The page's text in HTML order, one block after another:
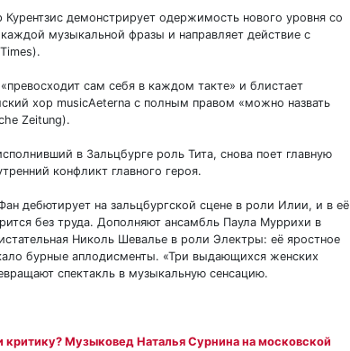
демонстрирует одержимость нового уровня со
музыкальной фразы и направляет действие с
сам себя в каждом такте» и блистает
хор musicAeterna с полным правом «можно назвать
Zeitung).
в Зальцбурге роль Тита, снова поет главную
конфликт главного героя.
дебютирует на зальцбургской сцене в роли Илии, и в её
без труда. Дополняют ансамбль Паула Муррихи в
Николь Шевалье в роли Электры: её яростное
бурные аплодисменты. «Три выдающихся женских
спектакль в музыкальную сенсацию.
критику? Музыковед Наталья Сурнина на московской